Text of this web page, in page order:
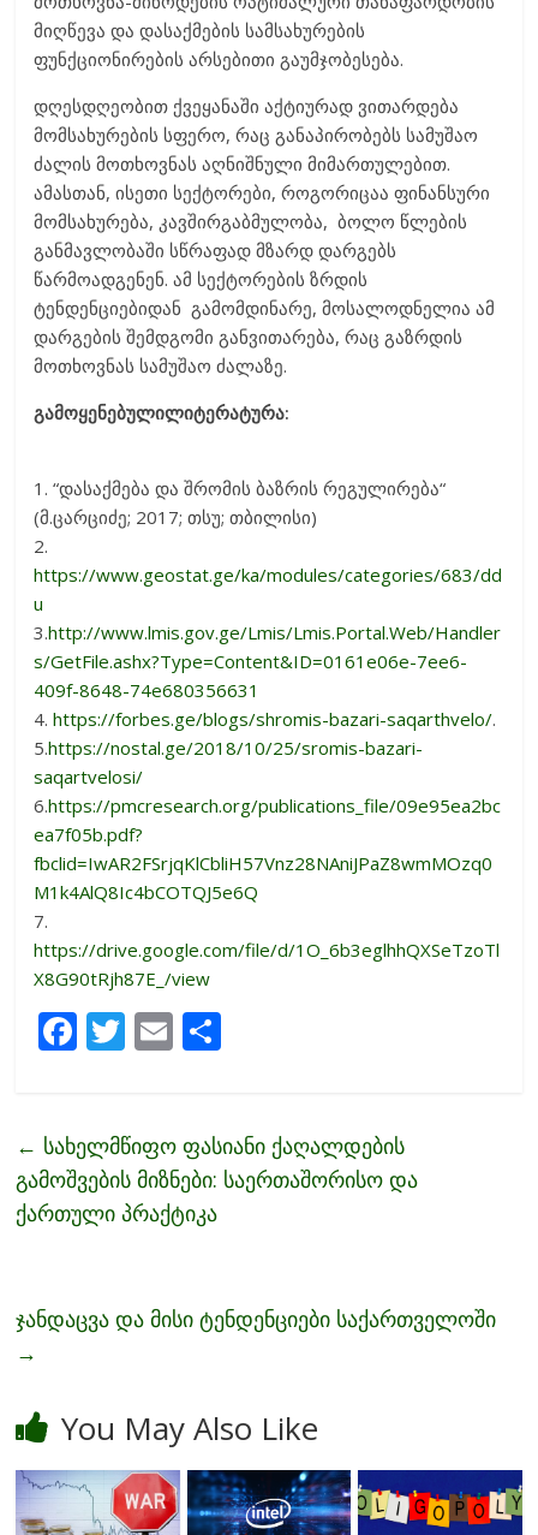
მიღწევა და დასაქმების სამსახურების
ფუნქციონირების არსებითი გაუმჯობესება.
დღესდღეობით ქვეყანაში აქტიურად ვითარდება
მომსახურების სფერო, რაც განაპირობებს სამუშაო
ძალის მოთხოვნას აღნიშნული მიმართულებით.
ამასთან, ისეთი სექტორები, როგორიცაა ფინანსური
მომსახურება, კავშირგაბმულობა, ბოლო წლების
განმავლობაში სწრაფად მზარდ დარგებს
წარმოადგენენ. ამ სექტორების ზრდის
ტენდენციებიდან გამომდინარე, მოსალოდნელია ამ
დარგების შემდგომი განვითარება, რაც გაზრდის
მოთხოვნას სამუშაო ძალაზე.
გამოყენებულილიტერატურა:
1. “დასაქმება და შრომის ბაზრის რეგულირება“
(მ.ცარციძე; 2017; თსუ; თბილისი)
2.
https://www.geostat.ge/ka/modules/categories/683/dd
u
3.http://www.lmis.gov.ge/Lmis/Lmis.Portal.Web/Handler
s/GetFile.ashx?Type=Content&ID=0161e06e-7ee6-
409f-8648-74e680356631
4.https://forbes.ge/blogs/shromis-bazari-saqarthvelo/.
5.https://nostal.ge/2018/10/25/sromis-bazari-
saqartvelosi/
6.https://pmcresearch.org/publications_file/09e95ea2bc
ea7f05b.pdf?
fbclid=IwAR2FSrjqKlCbliH57Vnz28NAniJPaZ8wmMOzq0
M1k4AlQ8Ic4bCOTQJ5e6Q
7.
https://drive.google.com/file/d/1O_6b3eglhhQXSeTzoTl
X8G90tRjh87E_/view
F
b
o
o
T
er
E
l e
← სახელმწიფო ფასიანი ქაღალდების
გამოშვების მიზნები: საერთაშორისო და
ქართული პრაქტიკა
ჯანდაცვა და მისი ტენდენციები საქართველოში
→
You May Also Like